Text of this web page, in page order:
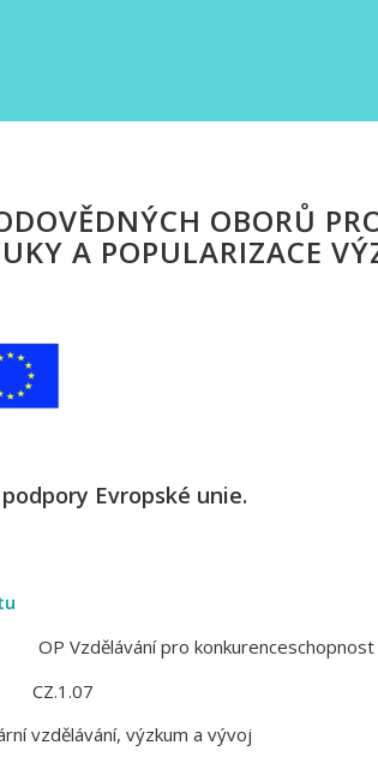
OBORŮ
A POPULARIZACE
Evropské unie.
OP Vzdělávání pro konkurenceschopnost
CZ.1.07
vzdělávání, výzkum a vývoj